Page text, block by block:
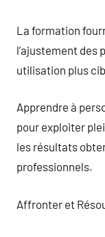
La formation
l’ajustement des
utilisation plus
Apprendre à
pour exploiter
les résultats
professionnels.
Affronter et